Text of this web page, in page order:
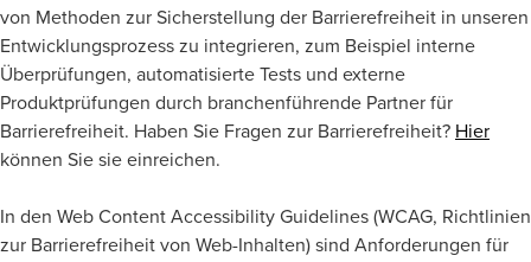
von Methoden zur Sicherstellung der Barrierefreiheit in unseren
Entwicklungsprozess zu integrieren, zum Beispiel interne
Überprüfungen, automatisierte Tests und externe
Produktprüfungen durch branchenführende Partner für
Barrierefreiheit. Haben Sie Fragen zur Barrierefreiheit? Hier
können Sie sie einreichen.
In den Web Content Accessibility Guidelines (WCAG, Richtlinien
zur Barrierefreiheit von Web-Inhalten) sind Anforderungen für